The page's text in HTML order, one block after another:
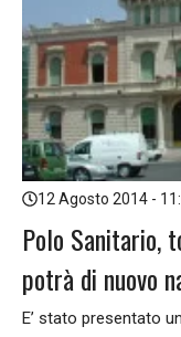
12 Agosto 2014 -
Polo Sanitario,
potrà di nuovo
E’ stato presentato